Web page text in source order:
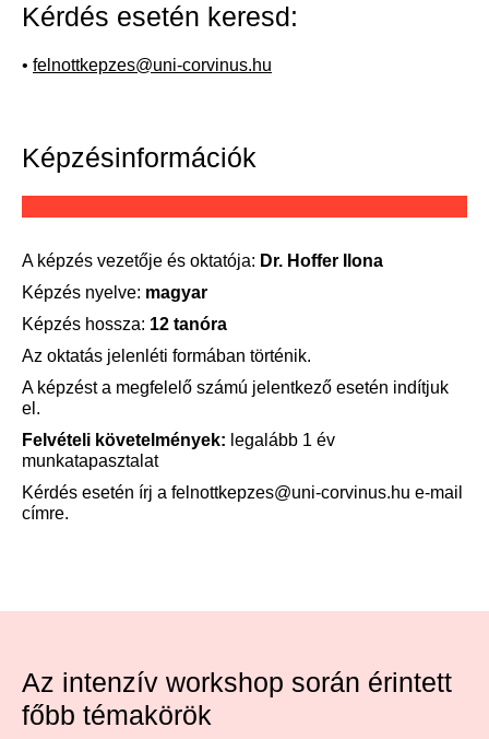
Kérdés esetén keresd:
• felnottkepzes@uni-corvinus.hu
Képzésinformációk
A képzés vezetője és oktatója: Dr. Hoffer Ilona
Képzés nyelve: magyar
Képzés hossza: 12 tanóra
Az oktatás jelenléti formában történik.
A képzést a megfelelő számú jelentkező esetén indítjuk
el.
Felvételi követelmények: legalább 1 év
munkatapasztalat
Kérdés esetén írj a felnottkepzes@uni-corvinus.hu e-mail
címre.
Az intenzív workshop során érintett
főbb témakörök